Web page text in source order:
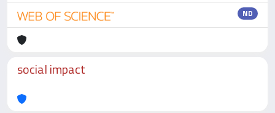
ND
social impact